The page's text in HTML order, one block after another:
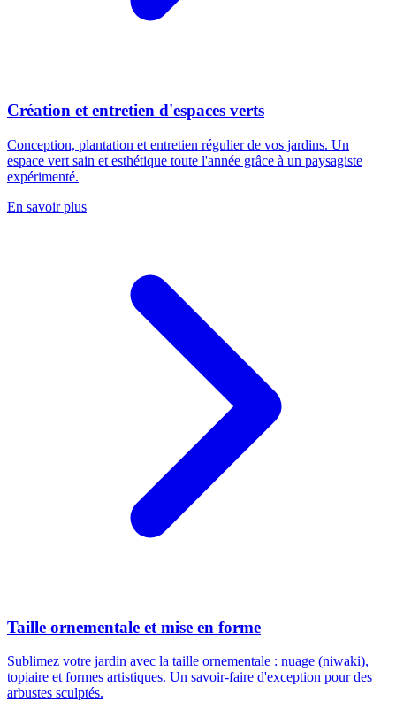
Création et entretien d'espaces verts
Conception, plantation et entretien régulier de vos jardins. Un
espace vert sain et esthétique toute l'année grâce à un paysagiste
expérimenté.
En savoir plus
Taille ornementale et mise en forme
Sublimez votre jardin avec la taille ornementale : nuage (niwaki),
topiaire et formes artistiques. Un savoir-faire d'exception pour des
arbustes sculptés.